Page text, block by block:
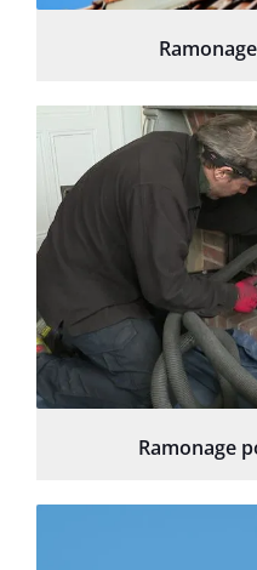
Ramonage